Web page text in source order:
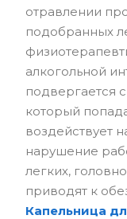
отравлении
подобранных
алкогольной
подвергается
который
воздействует
нарушение
легких,
приводят к
Капельница